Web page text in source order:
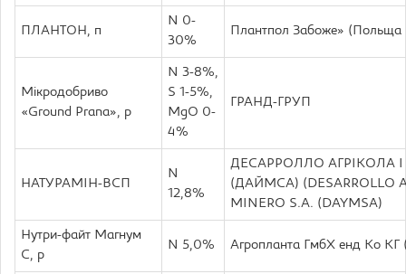
ПЛАНТОН, п
N 0-
30%
Плантпол Забоже» (Польща
Мiкродобриво
«Ground Pranа», р
N 3-8%,
S 1-5%,
MgO 0-
4%
ГРАНД-ГРУП
НАТУРАМІН-ВСП
N
12,8%
ДЕСАРРОЛЛО АГРІКОЛА
(ДАЙМСА) (DESARROLLO
MINERO S.A. (DAYMSA)
Нутри-файт Магнум
С, р
N 5,0% Агропланта ГмбХ енд Ко КГ